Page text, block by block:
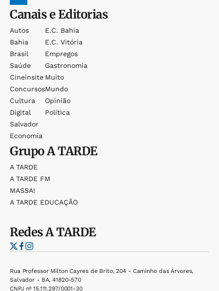
Canais e Editorias
Autos
Bahia
Brasil
Saúde
Cineinsite
Concursos
Cultura
Digital
Salvador
Economia
E.c. Bahia
E.c. Vitória
Empregos
Gastronomia
Muito
Mundo
Opinião
Política
GrupoA TARDE
A TARDE
A TARDE FM
MASSA!
A TARDE EDUCAÇÃO
RedesA TARDE
Rua Professor Milton Cayres de Brito, 204 - Caminho das Árvores,
Salvador - BA, 41820-570
CNPJ nº 15.111.297/0001-30